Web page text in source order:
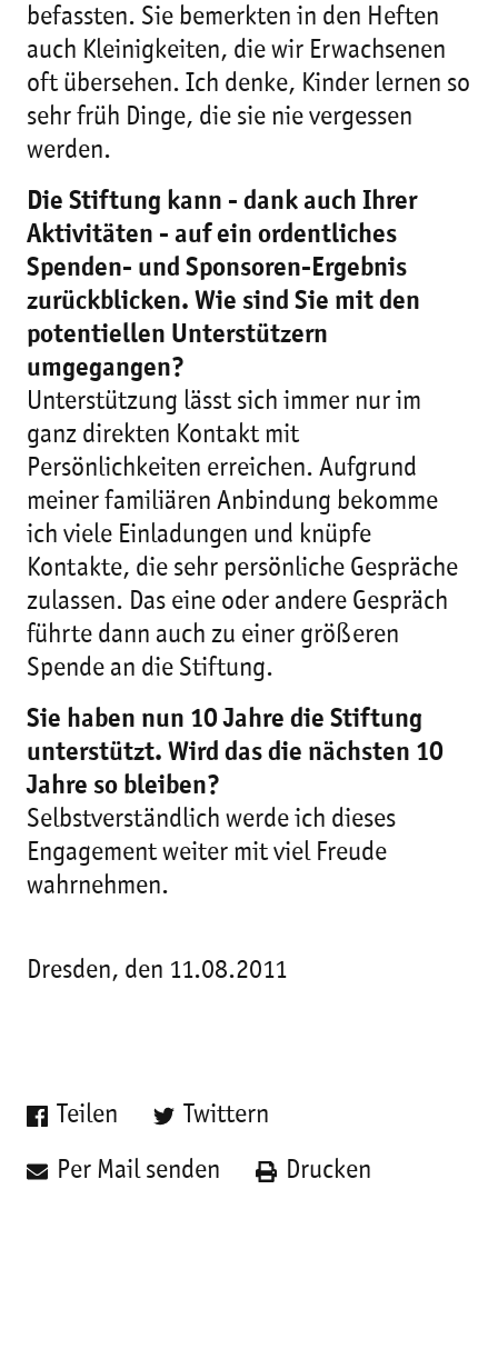
befassten. Sie bemerkten in den Heften
auch Kleinigkeiten, die wir Erwachsenen
oft übersehen. Ich denke, Kinder lernen so
sehr früh Dinge, die sie nie vergessen
werden.
Die Stiftung kann - dank auch Ihrer
Aktivitäten - auf ein ordentliches
Spenden- und Sponsoren-Ergebnis
zurückblicken. Wie sind Sie mit den
potentiellen Unterstützern
umgegangen?
Unterstützung lässt sich immer nur im
ganz direkten Kontakt mit
Persönlichkeiten erreichen. Aufgrund
meiner familiären Anbindung bekomme
ich viele Einladungen und knüpfe
Kontakte, die sehr persönliche Gespräche
zulassen. Das eine oder andere Gespräch
führte dann auch zu einer größeren
Spende an die Stiftung.
Sie haben nun 10 Jahre die Stiftung
unterstützt. Wird das die nächsten 10
Jahre so bleiben?
Selbstverständlich werde ich dieses
Engagement weiter mit viel Freude
wahrnehmen.
Dresden, den 11.08.2011
Teilen Twittern
Per Mail senden Drucken